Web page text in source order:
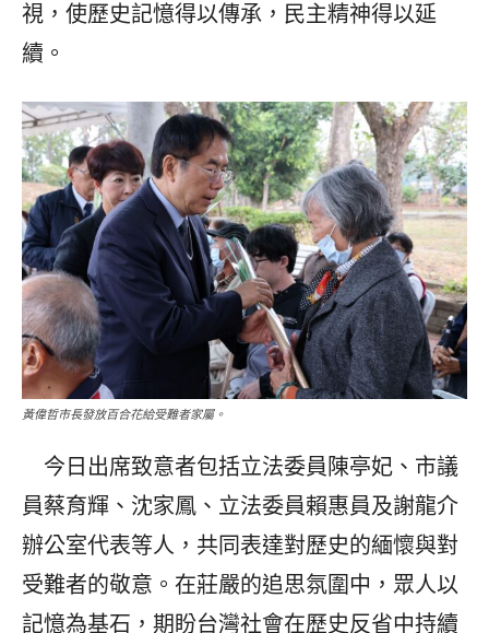
視，使歷史記憶得以傳承，民主精神得以延
續。
黃偉哲市長發放百合花給受難者家屬。
今日出席致意者包括立法委員陳亭妃、市議
員蔡育輝、沈家鳳、立法委員賴惠員及謝龍介
辦公室代表等人，共同表達對歷史的緬懷與對
受難者的敬意。在莊嚴的追思氛圍中，眾人以
記憶為基石，期盼台灣社會在歷史反省中持續